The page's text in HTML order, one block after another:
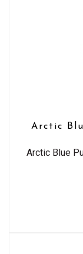
Arctic
Arctic Blue